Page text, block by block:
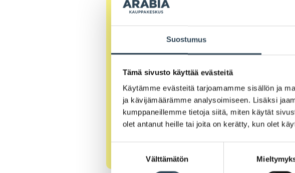
Suostumus
Tämä sivusto käyttää evästeitä
Käytämme evästeitä tarjoamamme sisällön ja
ja kävijämäärämme analysoimiseen. Lisäksi
kumppaneillemme tietoja siitä, miten käytät
olet antanut heille tai joita on kerätty, kun olet
Välttämätön